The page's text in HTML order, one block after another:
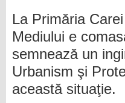
La Primăria
Mediului e
semnează un
Urbanism şi
această situaţie.